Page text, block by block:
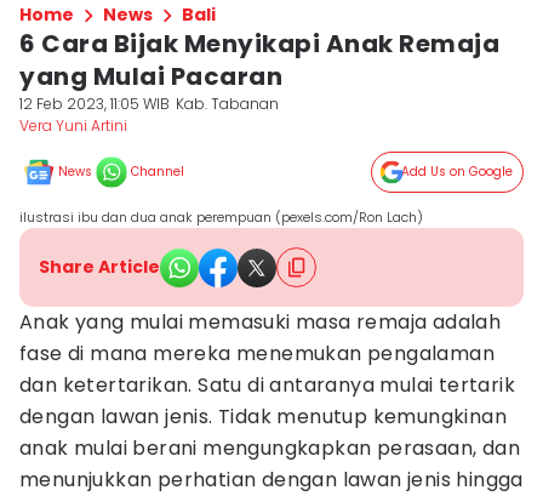
Home News Bali
6 Cara Bijak Menyikapi Anak Remaja
yang Mulai Pacaran
12 Feb 2023, 11:05 WIB Kab. Tabanan
Vera Yuni Artini
News Channel Add Us on Google
ilustrasi ibu dan dua anak perempuan (pexels.com/Ron Lach)
Share Article
Anak yang mulai memasuki masa remaja adalah
fase di mana mereka menemukan pengalaman
dan ketertarikan. Satu di antaranya mulai tertarik
dengan lawan jenis. Tidak menutup kemungkinan
anak mulai berani mengungkapkan perasaan, dan
menunjukkan perhatian dengan lawan jenis hingga